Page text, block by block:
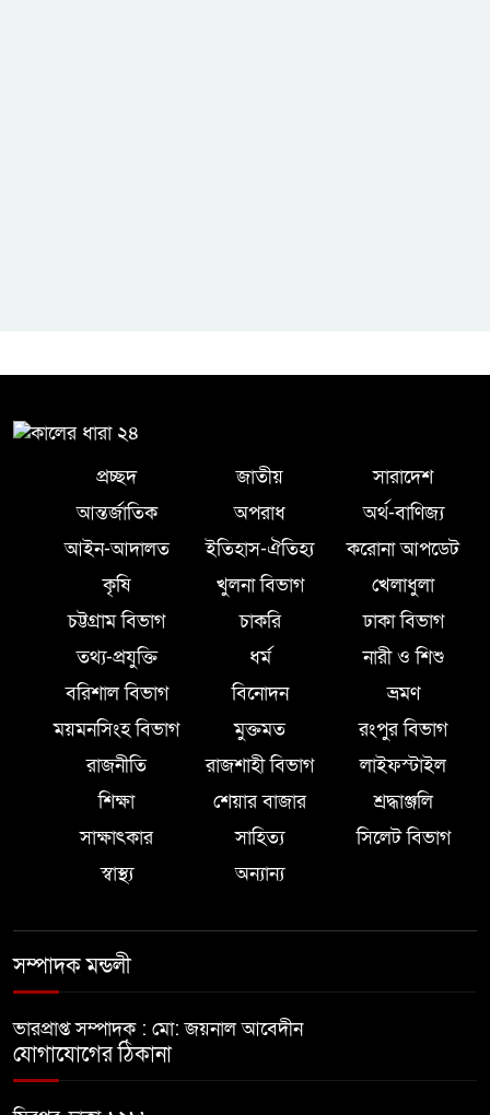
প্রচ্ছদ জাতীয়
সারাদেশ
আন্তর্জাতিক
অপরাধ
অর্থ-বাণিজ্য
আইন-আদালত
ইতিহাস-ঐতিহ্য
করোনা আপডেট
কৃষি
খুলনা বিভাগ
খেলাধুলা
চট্টগ্রাম বিভাগ
চাকরি
ঢাকা বিভাগ
তথ্য-প্রযুক্তি
ধর্ম
নারী ও শিশু
বরিশাল বিভাগ
বিনোদন
ভ্রমণ
ময়মনসিংহ বিভাগ
মুক্তমত
রংপুর বিভাগ
রাজনীতি
রাজশাহী বিভাগ
লাইফস্টাইল
শিক্ষা
শেয়ার বাজার
শ্রদ্ধাঞ্জলি
সাক্ষাৎকার
সাহিত্য
সিলেট বিভাগ
স্বাস্থ্য
অন্যান্য
সম্পাদক মন্ডলী
ভারপ্রাপ্ত সম্পাদক : মো: জয়নাল আবেদীন
যোগাযোগের ঠিকানা